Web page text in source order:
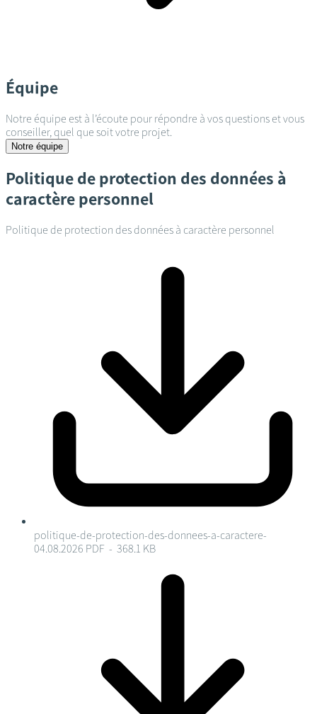
Équipe
Notre équipe est à l’écoute pour répondre à vos questions et vous
conseiller, quel que soit votre projet.
Notre équipe
Politique de protection des données à
caractère personnel
Politique de protection des données à caractère personnel
politique-de-protection-des-donnees-a-caractere-
04.08.2026 PDF - 368.1 KB